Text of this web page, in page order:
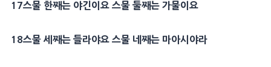
17스물 한째는 야긴이요 스물 둘째는 가물이요
18스물 세째는 들라야요 스물 네째는 마아시야라